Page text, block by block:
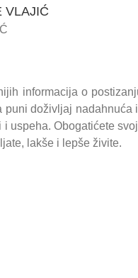
VLAJIĆ
informacija o
doživljaj
Obogatićete
lakše i lepše živite.